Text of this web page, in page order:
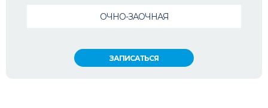
ОЧНО-ЗАОЧНАЯ
ЗАПИСАТЬСЯ